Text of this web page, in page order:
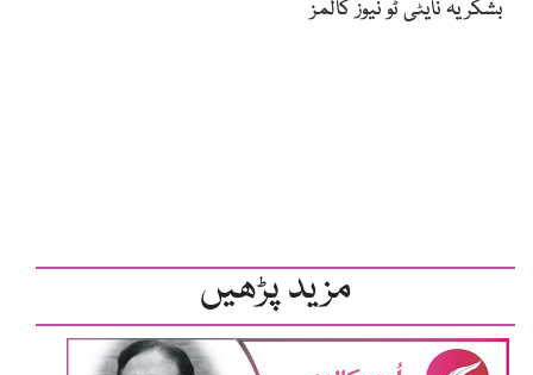
بشکریہ نایٹی ٹو نیوز کالمز
مزید پڑھیں